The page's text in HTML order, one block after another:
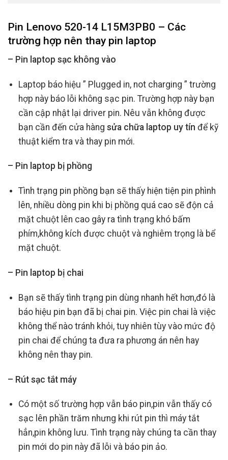
Pin Lenovo 520-14 L15M3PB0 – Các
trường hợp nên thay pin laptop
– Pin laptop sạc không vào
Laptop báo hiệu ” Plugged in, not charging ” trường
hợp này báo lỗi không sạc pin. Trường hợp này bạn
cần cập nhật lại driver pin. Nêu vẫn không được
bạn cần đến cửa hàng sửa chữa laptop uy tín để kỹ
thuật kiểm tra và thay pin mới.
– Pin laptop bị phồng
Tình trạng pin phồng bạn sẽ thấy hiện tiện pin phình
lên, nhiều dòng pin khi bị phồng quá cao sẽ độn cả
mặt chuột lên cao gây ra tình trạng khó bấm
phím,không kích được chuột và nghiêm trọng là bể
mặt chuột.
– Pin laptop bị chai
Bạn sẽ thấy tình trạng pin dùng nhanh hết hơn,đó là
báo hiệu pin bạn đã bị chai pin. Việc pin chai là việc
không thể nào tránh khỏi, tuy nhiên tùy vào mức độ
pin chai để chúng ta đưa ra phương án nên hay
không nên thay pin.
– Rút sạc tắt máy
Có một số trường hợp vẫn báo pin,pin vẫn thấy có
sạc lên phần trăm nhưng khi rút pin thì máy tắt
hẳn,pin không lưu. Tình trạng này chúng ta cần thay
pin mới do pin này đã lỗi và báo pin ảo.